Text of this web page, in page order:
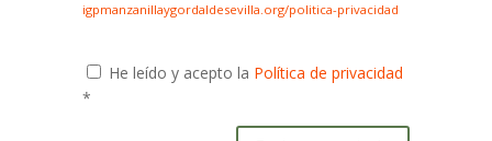
igpmanzanillaygordaldesevilla.org/politica-privacidad
He leído y acepto la Política de privacidad
*